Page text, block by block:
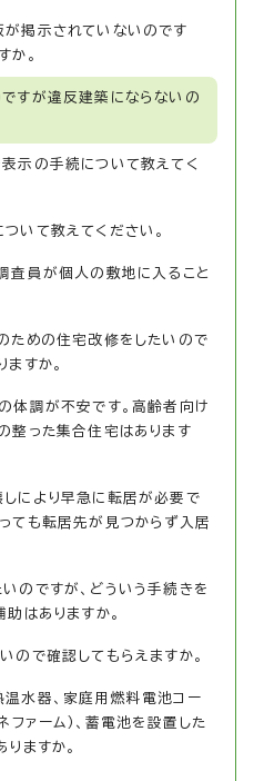
掲示されていないのです
か。
すが違反建築にならないの
示の手続について教えてく
いて教えてください。
査員が個人の敷地に入ること
ための住宅改修をしたいので
ますか。
体調が不安です。高齢者向け
整った集合住宅はあります
により早急に転居が必要で
ても転居先が見つからず入居
のですが、どういう手続きを
はありますか。
ので確認してもらえますか。
水器、家庭用燃料電池コー
ファーム）、蓄電池を設置した
ますか。